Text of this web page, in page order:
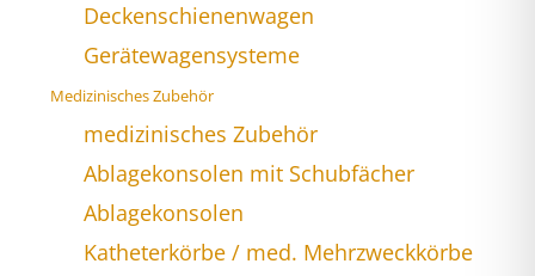
Deckenschienenwagen
Gerätewagensysteme
Medizinisches Zubehör
medizinisches Zubehör
Ablagekonsolen mit Schubfächer
Ablagekonsolen
Katheterkörbe / med. Mehrzweckkörbe